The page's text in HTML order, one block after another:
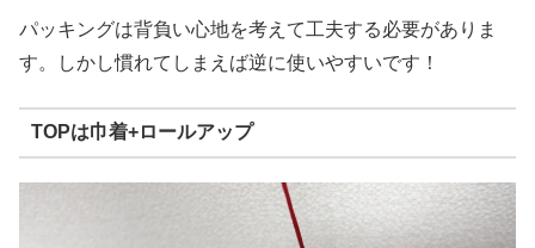
パッキングは背負い心地を考えて工夫する必要がありま
す。しかし慣れてしまえば逆に使いやすいです！
TOPは巾着+ロールアップ